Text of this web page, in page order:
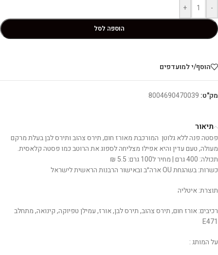
-
+
הוספה לסל
הוסף/י למועדפים
מק"ט: 8004690470039
תיאור
פסטה פנה ללא גלוטן המורכבת מאורז חום, תירס צהוב ותירס לבן בעלת מרקם
מעולה, טעם עדין והיא אפילו מצליחה לספוג את הרוטב כמו פסטה קלאסית.
תכולה: 400 גרם | מחיר ל100 גרם: 5.5 ₪
כשרות: בשהגחת OU ארה״ב ובאישור הרבנות הראשית לישראל
תוצרת: איטליה
רכיבים: אורז חום, תירס צהוב, תירס לבן, אורז, עמילן טפיוקה, קינואה, מתחלב
E471
על המותג :